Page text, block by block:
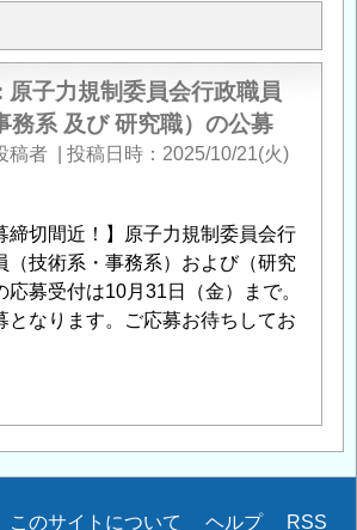
原子力規制委員会行政職員
務系 及び 研究職）の公募
稿者 投稿日時
2025/10/21(火)
締切間近！】原子力規制委員会行
（技術系・事務系）および（研究
応募受付は10月31日（金）まで。
となります。ご応募お待ちしてお
このサイトについて ヘルプ RSS